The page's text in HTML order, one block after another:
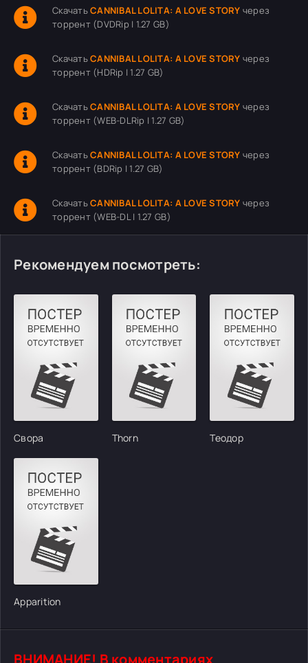
СкачатьCANNIBAL LOLITA: A LOVE STORY через
торрент (DVDRip | 1.27 GB)
СкачатьCANNIBAL LOLITA: A LOVE STORY через
торрент (HDRip | 1.27 GB)
СкачатьCANNIBAL LOLITA: A LOVE STORY через
торрент (WEB-DLRip | 1.27 GB)
СкачатьCANNIBAL LOLITA: A LOVE STORY через
торрент (BDRip | 1.27 GB)
СкачатьCANNIBAL LOLITA: A LOVE STORY через
торрент (WEB-DL | 1.27 GB)
Рекомендуем посмотреть:
Свора Thorn Теодор
Apparition
ВНИМАНИЕ! В комментариях